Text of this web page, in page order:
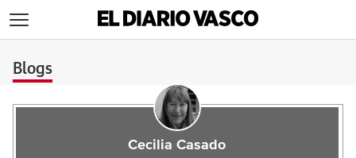
Blogs
Cecilia Casado